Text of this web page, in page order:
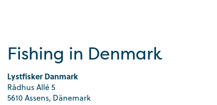
Fishing in Denmark
Lystfisker Danmark
Rådhus Allé 5
5610 Assens, Dänemark